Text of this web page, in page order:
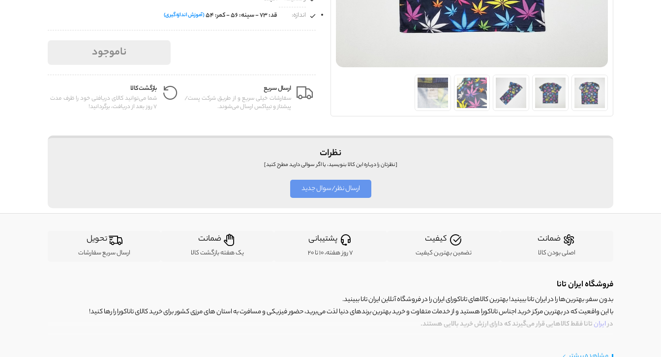
اندازه:
قد: ۷۳ - سینه: ۵۶ - کمر: ۵۴ (آموزش اندازه‌گیری)
ناموجود
ارسال سریع
سفارشات خیلی سریع و از طریق شرکت پست/
پیشتاز و تیپاکس ارسال می‌شوند.
بازگشت کالا
شما می‌توانید کالای دریافتی خود را ظرف مدت
7 روز بعد از دریافت، برگردانید!
نظرات
[نظرتان را درباره این کالا بنویسید، یا اگر سوالی دارید مطرح کنید]
ارسال نظر/سوال جدید
ضمانت
اصلی بودن کالا
کیفیت
تضمین بهترین کیفیت
پشتیبانی
7 روز هفته، 10 تا 20
ضمانت
یک هفته بازگشت کالا
تحویل
ارسال سریع سفارشات
فروشگاه ایران تانا
بدون سفر، بهترین‌ها را در ایران تانا ببینید! بهترین کالاهای تاناکورای ایران را در فروشگاه آنلاین ایران تانا ببینید.
با این واقعیت که در بهترین مرکز خرید اجناس تاناکورا هستید و از خدمات متفاوت و خرید بهترین برندهای دنیا لذت می‌برید، حضور فیزیکی و مسافرت به استان های مرزی کشور برای خرید کالای تاناکورا را رها کنید!
درایرانتانا فقط کالاهایی قرار می‌گیرند که دارای ارزش خرید بالایی هستند.